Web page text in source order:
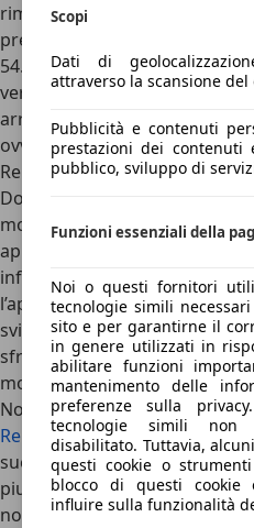
rimane Symbol solo in Nord
prezzo? In Colombia una
54.400.000 pesos colombiani
versione d’attacco Life,
arriva a costare circa
ovvero circa 14.800 euro.
Renault Symbol: concorrenti e
Dopo due generazioni
mondiale, Renault ha deciso
approccio. Dopo le prime due
infatti, la Losanga ha deciso di
l’apprezzatissimaDacia Logan
sviluppo di un modello
sfruttando un progetto che,
moderni e innovativi, è
Nonostante le migliorie
Renault Symbol
è ancora una
suoi difetti. La guida è
piuttosto imprecisa e poco
nonostante le migliorie è
Scopi
Dati di
attraverso la scansione
Pubblicità e contenuti
prestazioni dei
pubblico, sviluppo di
Funzioni essenziali della
Noi o questi fornitori
tecnologie simili
sito e per garantirne il
in genere utilizzati in
abilitare funzioni
mantenimento delle
preferenze sulla
tecnologie simili non
disabilitato. Tuttavia,
questi cookie o
blocco di questi
influire sulla funzionalità